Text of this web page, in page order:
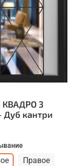
КВАДРО 3
кантри
Правое